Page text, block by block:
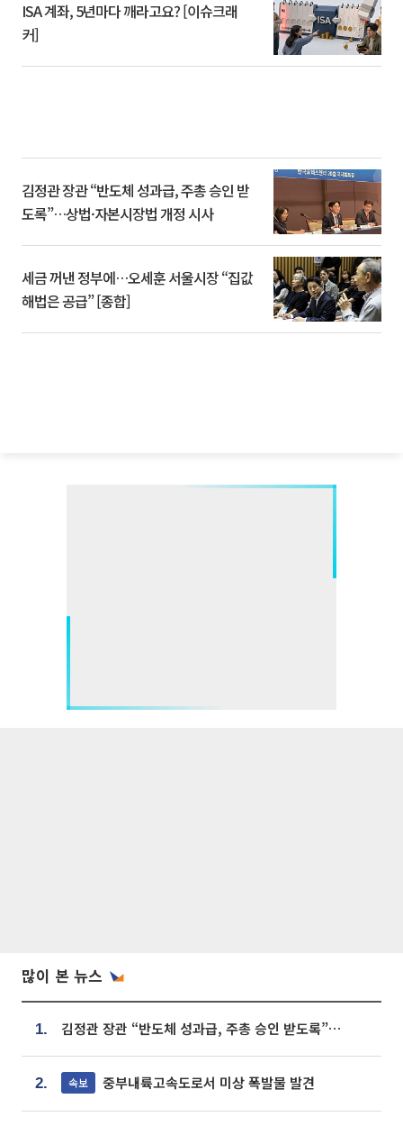
ISA 계좌, 5년마다 깨라고요? [이슈크래
커]
김정관 장관 “반도체 성과급, 주총 승인 받
도록”…상법·자본시장법 개정 시사
세금 꺼낸 정부에…오세훈 서울시장 “집값
해법은 공급” [종합]
많이 본 뉴스
1. 김정관 장관 “반도체 성과급, 주총 승인 받도록”…상법·자본시장법 개정 시사
2. 속보 중부내륙고속도로서 미상 폭발물 발견